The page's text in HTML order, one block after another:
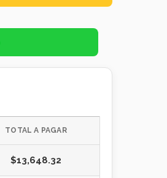
TOTAL A PAGAR
$13,648.32